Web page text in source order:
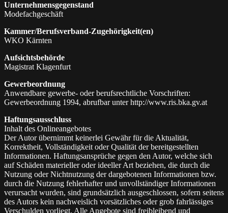
Unternehmensgegenstand
Modefachgeschäft
Kammer/Berufsverband-Zugehörigkeit(en)
WKO Kärnten
Aufsichtsbehörde
Magistrat Klagenfurt
Gewerbeordnung
Anwendbare gewerbe- oder berufsrechtliche Vorschriften:
Gewerbeordnung 1994, abrufbar unter http://www.ris.bka.gv.at
Haftungsausschluss
Inhalt des Onlineangebotes
Der Autor übernimmt keinerlei Gewähr für die Aktualität,
Korrektheit, Vollständigkeit oder Qualität der bereitgestellten
Informationen. Haftungsansprüche gegen den Autor, welche sich
auf Schäden materieller oder ideeller Art beziehen, die durch die
Nutzung oder Nichtnutzung der dargebotenen Informationen bzw.
durch die Nutzung fehlerhafter und unvollständiger Informationen
verursacht wurden, sind grundsätzlich ausgeschlossen, sofern seitens
des Autors kein nachweislich vorsätzliches oder grob fahrlässiges
Verschulden vorliegt. Alle Angebote sind freibleibend und